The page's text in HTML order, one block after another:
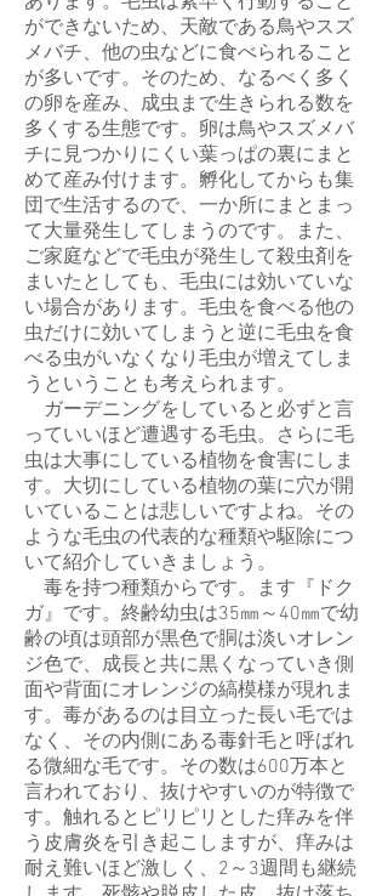
ができないため、天敵である鳥やスズ
メバチ、他の虫などに食べられること
が多いです。そのため、なるべく多く
の卵を産み、成虫まで生きられる数を
多くする生態です。卵は鳥やスズメバ
チに見つかりにくい葉っぱの裏にまと
めて産み付けます。孵化してからも集
団で生活するので、一か所にまとまっ
て大量発生してしまうのです。また、
ご家庭などで毛虫が発生して殺虫剤を
まいたとしても、毛虫には効いていな
い場合があります。毛虫を食べる他の
虫だけに効いてしまうと逆に毛虫を食
べる虫がいなくなり毛虫が増えてしま
うということも考えられます。
ガーデニングをしていると必ずと言
っていいほど遭遇する毛虫。さらに毛
虫は大事にしている植物を食害にしま
す。大切にしている植物の葉に穴が開
いていることは悲しいですよね。その
ような毛虫の代表的な種類や駆除につ
いて紹介していきましょう。
毒を持つ種類からです。ます『ドク
ガ』です。終齢幼虫は35㎜～40㎜で幼
齢の頃は頭部が黒色で胴は淡いオレン
ジ色で、成長と共に黒くなっていき側
面や背面にオレンジの縞模様が現れま
す。毒があるのは目立った長い毛では
なく、その内側にある毒針毛と呼ばれ
る微細な毛です。その数は600万本と
言われており、抜けやすいのが特徴で
す。触れるとピリピリとした痒みを伴
う皮膚炎を引き起こしますが、痒みは
耐え難いほど激しく、2～3週間も継続